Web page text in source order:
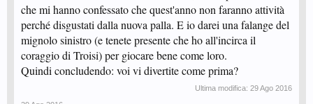
che mi hanno confessato che quest'anno non faranno attività
perché disgustati dalla nuova palla. E io darei una falange del
mignolo sinistro (e tenete presente che ho all'incirca il
coraggio di Troisi) per giocare bene come loro.
Quindi concludendo: voi vi divertite come prima?
Ultima modifica: 29 Ago 2016